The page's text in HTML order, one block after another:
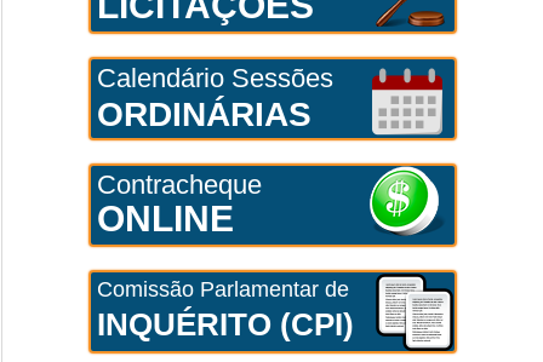
Calendário Sessões
ORDINÁRIAS
Contracheque
ONLINE
Comissão Parlamentar de
INQUÉRITO (CPI)